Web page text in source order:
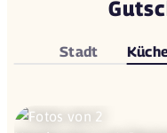
Stadt